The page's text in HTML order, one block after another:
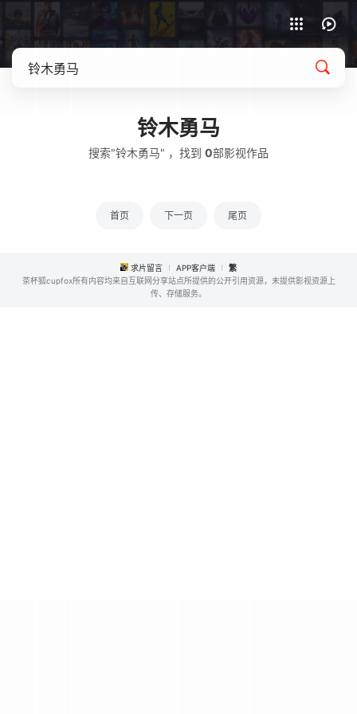
铃木勇马
搜索"铃木勇马" ，找到 0部影视作品
首页 下一页 尾页
求片留言 APP客户端
繁
茶杯狐cupfox所有内容均来自互联网分享站点所提供的公开引用资源，未提供影视资源上
传、存储服务。